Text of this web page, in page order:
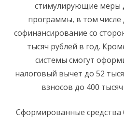
стимулирующие меры
программы, в том
софинансирование со
тысяч рублей в год.
системы смогут
налоговый вычет до 52
взносов до 400
Сформированные средства